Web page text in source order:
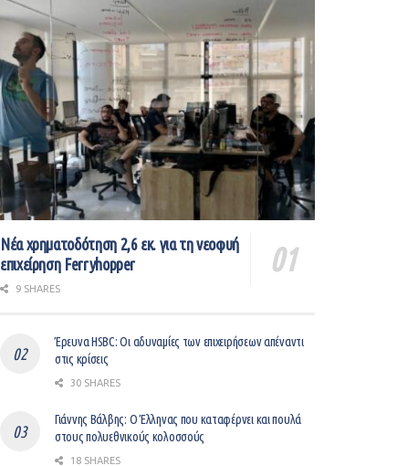
Νέα χρηματοδότηση 2,6 εκ. για τη νεοφυή
επιχείρηση Ferryhopper
9 SHARES
Έρευνα HSBC: Οι αδυναμίες των επιχειρήσεων απέναντι
στις κρίσεις
30 SHARES
Γιάννης Βάλβης: O Έλληνας που καταφέρνει και πουλά
στους πολυεθνικούς κολοσσούς
18 SHARES